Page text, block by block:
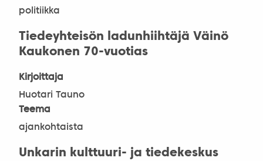
politiikka
Tiedeyhteisön ladunhiihtäjä Väinö
Kaukonen 70-vuotias
Kirjoittaja
Huotari Tauno
Teema
ajankohtaista
Unkarin kulttuuri- ja tiedekeskus